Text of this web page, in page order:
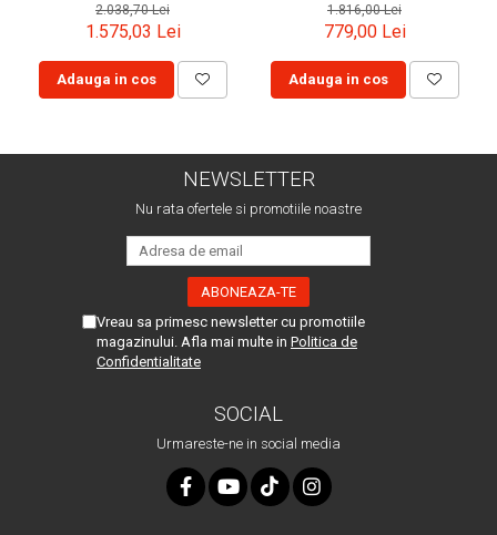
2.038,70 Lei
1.575,03 Lei
Adauga in cos
1.816,00 Lei
779,00 Lei
Adauga in cos
NEWSLETTER
Nu rata ofertele si promotiile noastre
Vreau sa primesc newsletter cu promotiile
magazinului. Afla mai multe in Politica de
Confidentialitate
SOCIAL
Urmareste-ne in social media